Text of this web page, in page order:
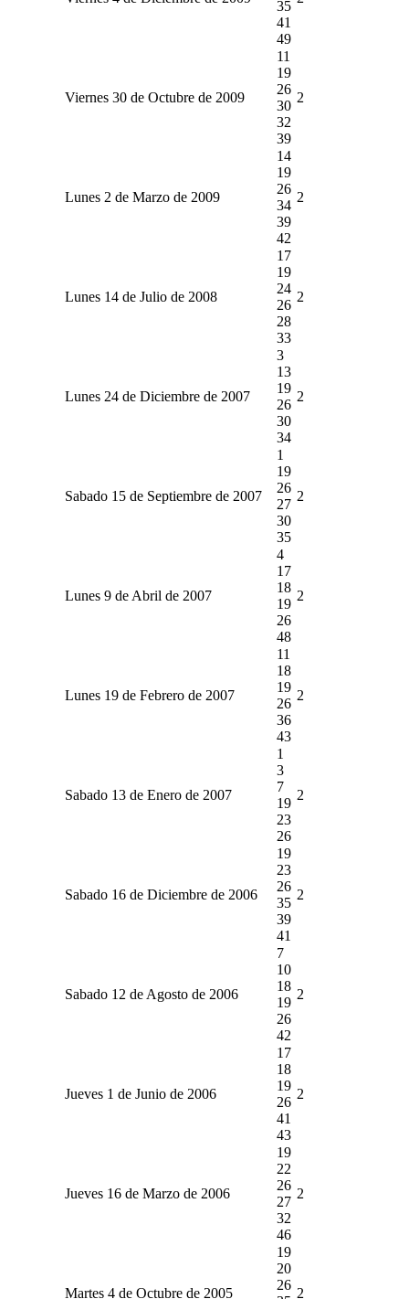
35
41
49
Viernes 30 de Octubre de 2009
11
19
26
30
32
39
2
Lunes 2 de Marzo de 2009
14
19
26
34
39
42
2
Lunes 14 de Julio de 2008
17
19
24
26
28
33
2
Lunes 24 de Diciembre de 2007
3
13
19
26
30
34
2
Sabado 15 de Septiembre de 2007
1
19
26
27
30
35
2
Lunes 9 de Abril de 2007
4
17
18
19
26
48
2
Lunes 19 de Febrero de 2007
11
18
19
26
36
43
2
Sabado 13 de Enero de 2007
1
3
7
19
23
26
2
Sabado 16 de Diciembre de 2006
19
23
26
35
39
41
2
Sabado 12 de Agosto de 2006
7
10
18
19
26
42
2
Jueves 1 de Junio de 2006
17
18
19
26
41
43
2
Jueves 16 de Marzo de 2006
19
22
26
27
32
46
2
Martes 4 de Octubre de 2005
19
20
26
2